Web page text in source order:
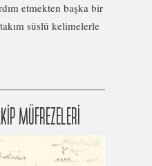
etmekten başka bir
süslü kelimelerle
MÜFREZELERİ